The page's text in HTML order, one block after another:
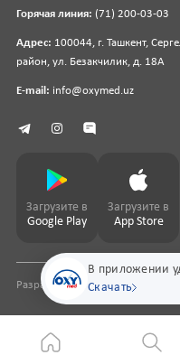
В приложении
Скачать
Горячая линия: (71) 200-03-03
Адрес: 100044, г. Ташкент,
район, ул. Безакчилик, д. 18А
E-mail: info@oxymed.uz
Загрузите в
Google Play
Загрузите в
App Store
Разработка сайтаpharmit.uz